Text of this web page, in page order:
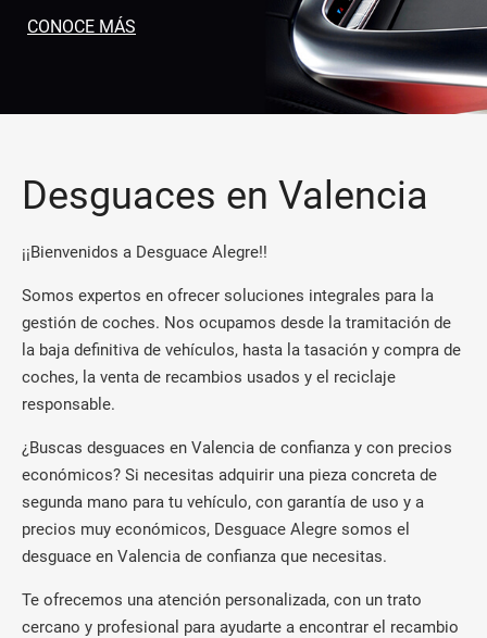
CONOCE MÁS
Desguaces en Valencia
¡¡Bienvenidos a Desguace Alegre!!
Somos expertos en ofrecer soluciones integrales para la
gestión de coches. Nos ocupamos desde la tramitación de
la baja definitiva de vehículos, hasta la tasación y compra de
coches, la venta de recambios usados y el reciclaje
responsable.
¿Buscas desguaces en Valencia de confianza y con precios
económicos? Si necesitas adquirir una pieza concreta de
segunda mano para tu vehículo, con garantía de uso y a
precios muy económicos, Desguace Alegre somos el
desguace en Valencia de confianza que necesitas.
Te ofrecemos una atención personalizada, con un trato
cercano y profesional para ayudarte a encontrar el recambio